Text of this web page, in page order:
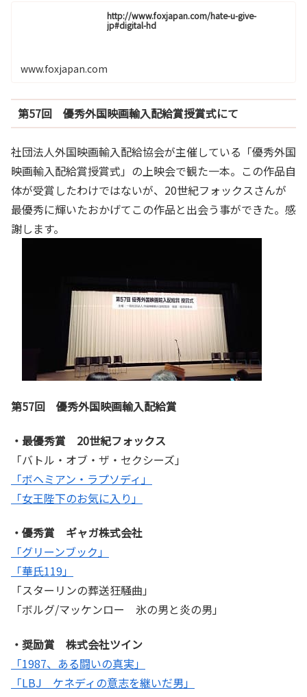
http://www.foxjapan.com/hate-u-give-
jp#digital-hd
www.foxjapan.com
第57回 優秀外国映画輸入配給賞授賞式にて
社団法人外国映画輸入配給協会が主催している「優秀外国
映画輸入配給賞授賞式」の上映会で観た一本。この作品自
体が受賞したわけではないが、20世紀フォックスさんが
最優秀に輝いたおかげてこの作品と出会う事ができた。感
謝します。
第57回 優秀外国映画輸入配給賞
・最優秀賞 20世紀フォックス
「バトル・オブ・ザ・セクシーズ」
「ボヘミアン・ラプソディ」
「女王陛下のお気に入り」
・優秀賞 ギャガ株式会社
「グリーンブック」
「華氏119」
「スターリンの葬送狂騒曲」
「ボルグ/マッケンロー 氷の男と炎の男」
・奨励賞 株式会社ツイン
「1987、ある闘いの真実」
「LBJ ケネディの意志を継いだ男」